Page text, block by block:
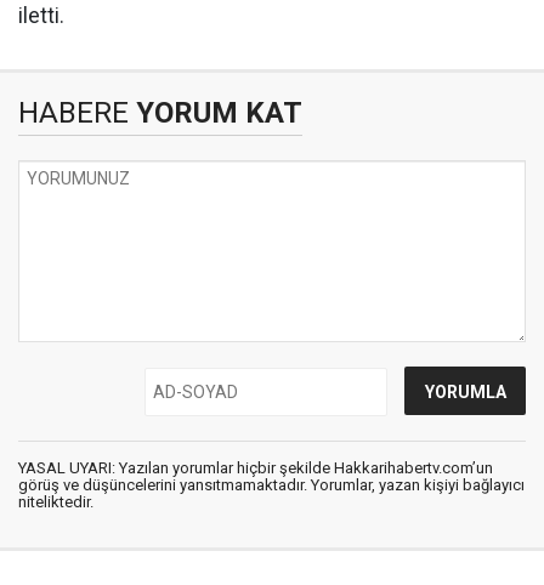
iletti.
HABERE YORUM KAT
YASAL UYARI: Yazılan yorumlar hiçbir şekilde Hakkarihabertv.com’un
görüş ve düşüncelerini yansıtmamaktadır. Yorumlar, yazan kişiyi bağlayıcı
niteliktedir.